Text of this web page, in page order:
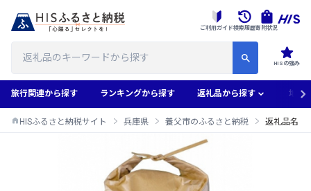
HISの強み
ご利用ガイド検索履歴寄附状況
旅行関連から探す ランキングから探す 返礼品から探す 地域
HISふるさと納税サイト 兵庫県 養父市のふるさと納税 返礼品名